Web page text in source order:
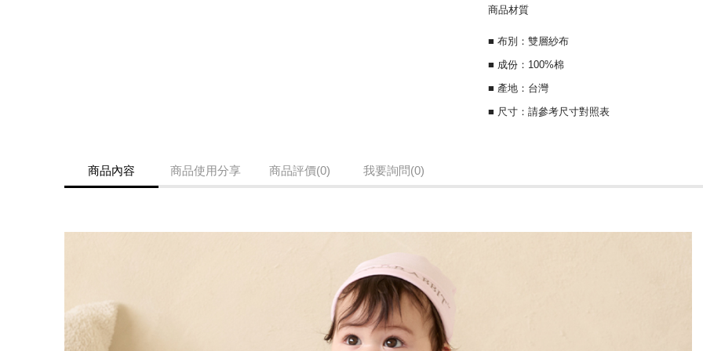
商品材質
■ 布別：雙層紗布
■ 成份：100%棉
■ 產地：台灣
■ 尺寸：請參考尺寸對照表
商品內容 商品使用分享 商品評價(0) 我要詢問(0)